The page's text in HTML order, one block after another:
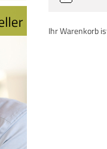
Ihr Warenkorb